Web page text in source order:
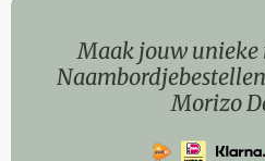
Maak jouw
Morizo